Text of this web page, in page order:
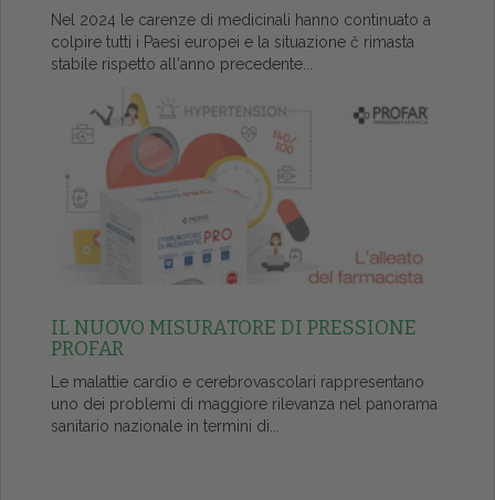
Nel 2024 le carenze di medicinali hanno continuato a
colpire tutti i Paesi europei e la situazione č rimasta
stabile rispetto all'anno precedente...
IL NUOVO MISURATORE DI PRESSIONE
PROFAR
Le malattie cardio e cerebrovascolari rappresentano
uno dei problemi di maggiore rilevanza nel panorama
sanitario nazionale in termini di...